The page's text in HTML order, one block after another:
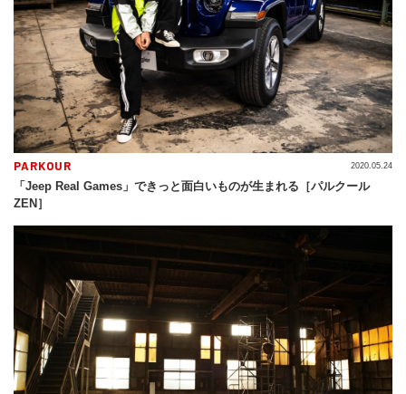
PARKOUR
「Jeep Real Games」できっと面白いものが生まれる［パルクール
ZEN］
2020.05.24